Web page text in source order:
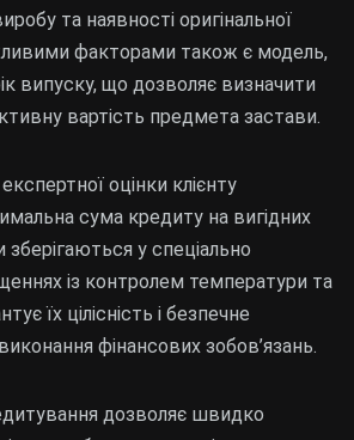
та наявності оригінальної
факторами також є модель,
випуску, що дозволяє визначити
вартість предмета застави.
оцінки клієнту
сума кредиту на вигідних
у спеціально
із контролем температури та
їх цілісність і безпечне
фінансових зобов’язань.
дозволяє швидко